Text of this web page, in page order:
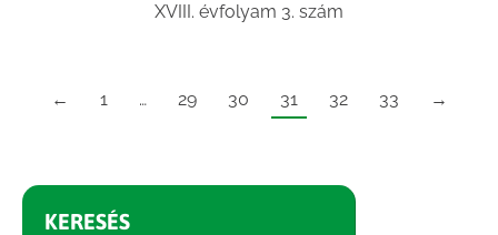
XVIII. évfolyam 3. szám
← 1 … 29 30 31 32 33 →
KERESÉS